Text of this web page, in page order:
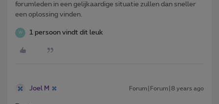
forumleden in een gelijkaardige situatie zullen dan sneller
een oplossing vinden.
W 1 persoon vindt dit leuk
Joel M Forum|Forum|8 years ago